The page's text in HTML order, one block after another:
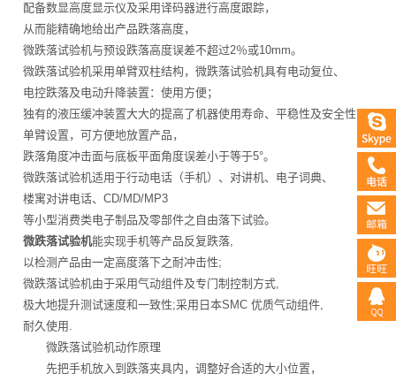
配备数显高度显示仪及采用译码器进行高度跟踪，
从而能精确地给出产品跌落高度，
微跌落试验机与预设跌落高度误差不超过2％或10mm。
微跌落试验机采用单臂双柱结构，微跌落试验机具有电动复位、
电控跌落及电动升降装置：使用方便；
独有的液压缓冲装置大大的提高了机器使用寿命、平稳性及安全性
单臂设置，可方便地放置产品，
跌落角度冲击面与底板平面角度误差小于等于5°。
微跌落试验机适用于行动电话（手机）、对讲机、电子词典、
楼寓对讲电话、CD/MD/MP3
等小型消费类电子制品及零部件之自由落下试验。
微跌落试验机能实现手机等产品反复跌落,
以检测产品由一定高度落下之耐冲击性;
微跌落试验机由于采用气动组件及专门制控制方式,
极大地提升测试速度和一致性;采用日本SMC 优质气动组件,
耐久使用.
微跌落试验机动作原理
先把手机放入到跌落夹具内，调整好合适的大小位置，